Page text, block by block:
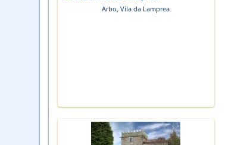
Arbo, Vila da Lamprea